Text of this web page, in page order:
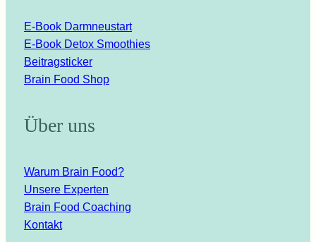
E-Book Darmneustart
E-Book Detox Smoothies
Beitragsticker
Brain Food Shop
Über uns
Warum Brain Food?
Unsere Experten
Brain Food Coaching
Kontakt